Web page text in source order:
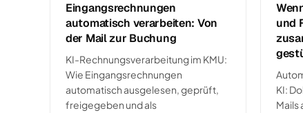
Eingangsrechnungen
automatisch verarbeiten: Von
der Mail zur Buchung
KI-Rechnungsverarbeitung im KMU:
Wie Eingangsrechnungen
automatisch ausgelesen, geprüft,
freigegeben und als
und
KI:
Mails